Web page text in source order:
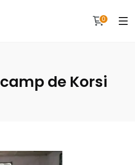
0
camp de Korsi